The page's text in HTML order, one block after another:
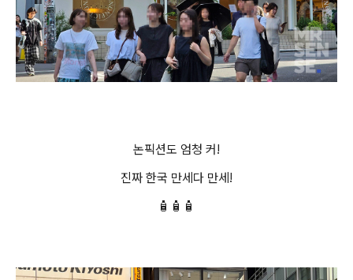
논픽션도 엄청 커!
진짜 한국 만세다 만세!
🧴🧴🧴